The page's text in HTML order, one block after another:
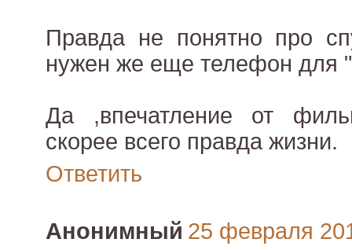
Правда не понятно про
нужен же еще телефон для
Да ,впечатление от
скорее всего правда жизни.
Ответить
Анонимный 25 февраля